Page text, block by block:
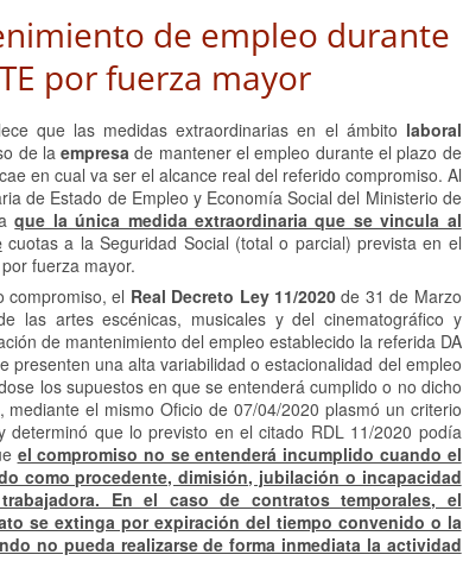
de empleo durante
por fuerza mayor
que las medidas extraordinarias en el ámbito laboral
de laempresa de mantener el empleo durante el plazo de
en cual va ser el alcance real del referido compromiso. Al
de Estado de Empleo y Economía Social del Ministerio de
que la única medida extraordinaria que se vincula al
cuotas a la Seguridad Social (total o parcial) prevista en el
fuerza mayor.
compromiso, el Real Decreto Ley 11/2020 de 31 de Marzo
las artes escénicas, musicales y del cinematográfico y
de mantenimiento del empleo establecido la referida DA
presenten una alta variabilidad o estacionalidad del empleo
los supuestos en que se entenderá cumplido o no dicho
, mediante el mismo Oficio de 07/04/2020 plasmó un criterio
que lo previsto en el citado RDL 11/2020 podía
el compromiso no se entenderá incumplido cuando el
como procedente, dimisión, jubilación o incapacidad
En el caso de contratos temporales, el
se extinga por expiración del tiempo convenido o la
no pueda realizarse de forma inmediata la actividad